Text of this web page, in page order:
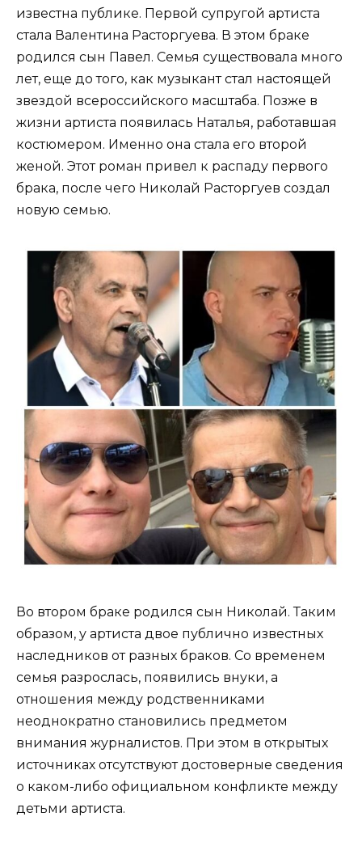
известна публике. Первой супругой артиста
стала Валентина Расторгуева. В этом браке
родился сын Павел. Семья существовала много
лет, еще до того, как музыкант стал настоящей
звездой всероссийского масштаба. Позже в
жизни артиста появилась Наталья, работавшая
костюмером. Именно она стала его второй
женой. Этот роман привел к распаду первого
брака, после чего Николай Расторгуев создал
новую семью.
Во втором браке родился сын Николай. Таким
образом, у артиста двое публично известных
наследников от разных браков. Со временем
семья разрослась, появились внуки, а
отношения между родственниками
неоднократно становились предметом
внимания журналистов. При этом в открытых
источниках отсутствуют достоверные сведения
о каком-либо официальном конфликте между
детьми артиста.